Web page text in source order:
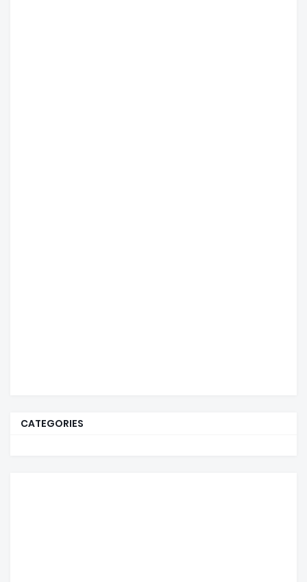
CATEGORIES